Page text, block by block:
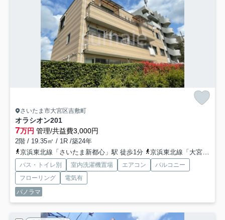
さいたま市大宮区吉敷町
オラシオン201
7万円 管理/共益費3,000円
2階 / 19.35㎡ / 1R /築24年
京浜東北線「さいたま新都心」駅 徒歩1分
京浜東北線「大宮」駅 徒歩30分
バス・トイレ別 室内洗濯機置場 エアコン
バルコニー
フローリング
電気有
パノラマ